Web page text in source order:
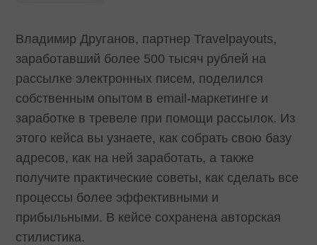
Владимир Друганов, партнер Travelpayouts,
заработавший более 500 тысяч рублей на
рассылке электронных писем, поделился
собственным опытом в email-маркетинге и
заработке в тревеле при помощи рассылок. Из
этого кейса вы узнаете, как собрать свою базу
адресов, как на ней заработать, а также
получите практические советы, как сделать все
процессы более эффективными и
прибыльными. В кейсе сохранена авторская
стилистика.